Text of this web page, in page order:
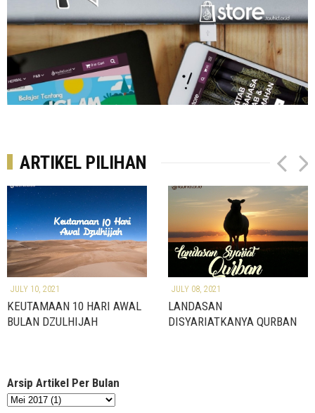
ARTIKEL PILIHAN
JULY 10, 2021
KEUTAMAAN 10 HARI AWAL
BULAN DZULHIJAH
JULY 08, 2021
LANDASAN
DISYARIATKANYA QURBAN
P
r
e
v
N
e
x
t
Arsip Artikel Per Bulan